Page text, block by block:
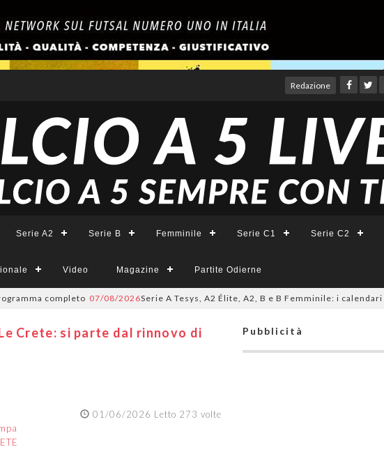
Redazione
Serie A2 Serie B Femminile Serie C1 Serie C2
Video Magazine Partite Odierne
completo 07/08/2026Serie A Tesys, A2 Élite, A2, B e B Femminile: i calendari 2026-
Crete: si parte dal rinnovo di
01/06/2026 Letto 273 volte
Pubblicità